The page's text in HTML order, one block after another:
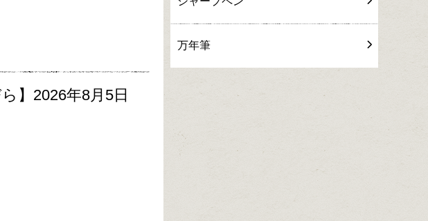
】2026年8月5日
万年筆